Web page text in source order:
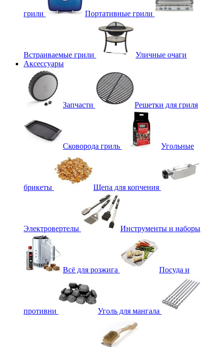
грили Портативные грили
Встраиваемые грили
Уличные очаги
Аксессуары
Запчасти Решетки для гриля
Сковорода гриль Угольные
брикеты Щепа для копчения
Электровертелы Инструменты и наборы
Всё для розжига Посуда и
противни Уголь для мангала